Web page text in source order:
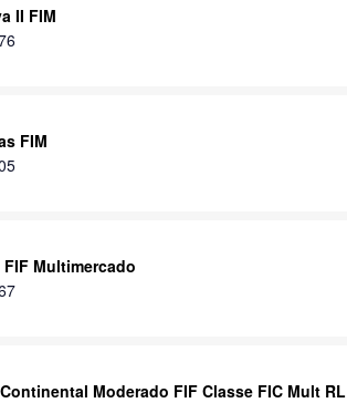
II FIM
FIM
Multimercado
Moderado FIF Classe FIC Mult RL